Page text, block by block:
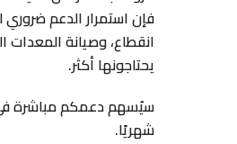
فإن استمرار الدعم
انقطاع، وصيانة المعدات
يحتاجونها أكثر.
سيُسهم دعمكم مباشرة في
شهريًا.